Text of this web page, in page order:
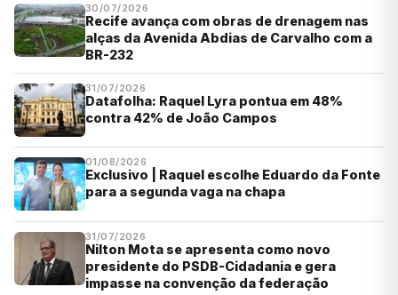
30/07/2026
Recife avança com obras de drenagem nas
alças da Avenida Abdias de Carvalho com a
BR-232
31/07/2026
Datafolha: Raquel Lyra pontua em 48%
contra 42% de João Campos
01/08/2026
Exclusivo | Raquel escolhe Eduardo da Fonte
para a segunda vaga na chapa
31/07/2026
Nilton Mota se apresenta como novo
presidente do PSDB-Cidadania e gera
impasse na convenção da federação